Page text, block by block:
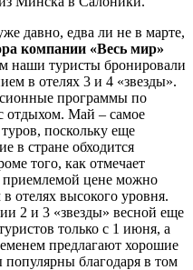
давно, едва ли не в марте,
компании «Весь мир»
наши туристы бронировали
в отелях 3 и 4 «звезды».
программы по
отдыхом. Май – самое
поскольку еще
в стране обходится
того, как отмечает
приемлемой цене можно
отелях высокого уровня.
2 и 3 «звезды» весной еще
только с 1 июня, а
предлагают хорошие
благодаря в том